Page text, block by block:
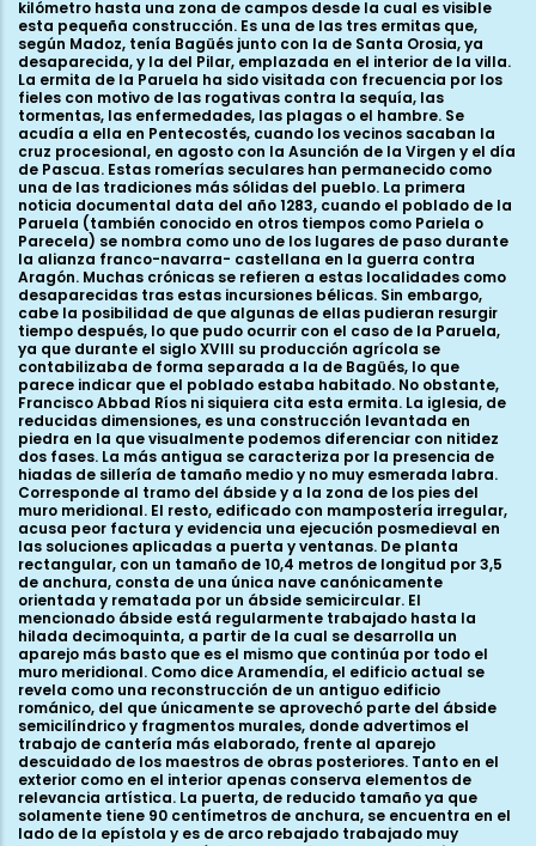
kilómetro hasta una zona de campos desde la cual es visible
esta pequeña construcción. Es una de las tres ermitas que,
según Madoz, tenía Bagüés junto con la de Santa Orosia, ya
desaparecida, y la del Pilar, emplazada en el interior de la villa.
La ermita de la Paruela ha sido visitada con frecuencia por los
fieles con motivo de las rogativas contra la sequía, las
tormentas, las enfermedades, las plagas o el hambre. Se
acudía a ella en Pentecostés, cuando los vecinos sacaban la
cruz procesional, en agosto con la Asunción de la Virgen y el día
de Pascua. Estas romerías seculares han permanecido como
una de las tradiciones más sólidas del pueblo. La primera
noticia documental data del año 1283, cuando el poblado de la
Paruela (también conocido en otros tiempos como Pariela o
Parecela) se nombra como uno de los lugares de paso durante
la alianza franco-navarra- castellana en la guerra contra
Aragón. Muchas crónicas se refieren a estas localidades como
desaparecidas tras estas incursiones bélicas. Sin embargo,
cabe la posibilidad de que algunas de ellas pudieran resurgir
tiempo después, lo que pudo ocurrir con el caso de la Paruela,
ya que durante el siglo XVIII su producción agrícola se
contabilizaba de forma separada a la de Bagüés, lo que
parece indicar que el poblado estaba habitado. No obstante,
Francisco Abbad Ríos ni siquiera cita esta ermita. La iglesia, de
reducidas dimensiones, es una construcción levantada en
piedra en la que visualmente podemos diferenciar con nitidez
dos fases. La más antigua se caracteriza por la presencia de
hiadas de sillería de tamaño medio y no muy esmerada labra.
Corresponde al tramo del ábside y a la zona de los pies del
muro meridional. El resto, edificado con mampostería irregular,
acusa peor factura y evidencia una ejecución posmedieval en
las soluciones aplicadas a puerta y ventanas. De planta
rectangular, con un tamaño de 10,4 metros de longitud por 3,5
de anchura, consta de una única nave canónicamente
orientada y rematada por un ábside semicircular. El
mencionado ábside está regularmente trabajado hasta la
hilada decimoquinta, a partir de la cual se desarrolla un
aparejo más basto que es el mismo que continúa por todo el
muro meridional. Como dice Aramendía, el edificio actual se
revela como una reconstrucción de un antiguo edificio
románico, del que únicamente se aprovechó parte del ábside
semicilíndrico y fragmentos murales, donde advertimos el
trabajo de cantería más elaborado, frente al aparejo
descuidado de los maestros de obras posteriores. Tanto en el
exterior como en el interior apenas conserva elementos de
relevancia artística. La puerta, de reducido tamaño ya que
solamente tiene 90 centímetros de anchura, se encuentra en el
lado de la epístola y es de arco rebajado trabajado muy